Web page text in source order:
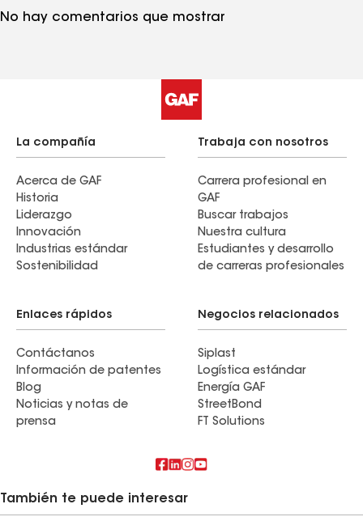
No hay comentarios que mostrar
La compañía
Acerca de GAF
Historia
Liderazgo
Innovación
Industrias estándar
Sostenibilidad
Trabaja con nosotros
Carrera profesional en
GAF
Buscar trabajos
Nuestra cultura
Estudiantes y desarrollo
de carreras profesionales
Enlaces rápidos
Contáctanos
Información de patentes
Blog
Noticias y notas de
prensa
Negocios relacionados
Siplast
Logística estándar
Energía GAF
StreetBond
FT Solutions
También te puede interesar